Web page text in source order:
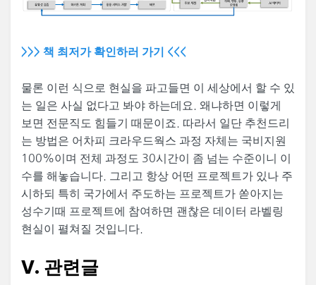
>>> 책 최저가 확인하러 가기 <<<
물론 이런 식으로 현실을 파고들면 이 세상에서 할 수 있
는 일은 사실 없다고 봐야 하는데요. 왜냐하면 이렇게
보면 전문직도 힘들기 때문이죠. 따라서 일단 추천드리
는 방법은 어차피 크라우드웍스 과정 자체는 국비지원
100%이며 전체 과정도 30시간이 좀 넘는 수준이니 이
수를 해놓습니다. 그리고 항상 어떤 프로젝트가 있나 주
시하되 특히 국가에서 주도하는 프로젝트가 쏟아지는
성수기때 프로젝트에 참여하면 괜찮은 데이터 라벨링
현실이 펼쳐질 것입니다.
V. 관련글